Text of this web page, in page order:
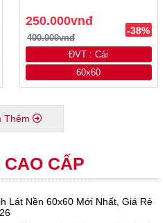
250.000vnđ
400.000vnđ
-38%
ĐVT : Cái
60x60
Thêm
CAO CẤP
Lát Nền 60x60 Mới Nhất, Giá Rẻ